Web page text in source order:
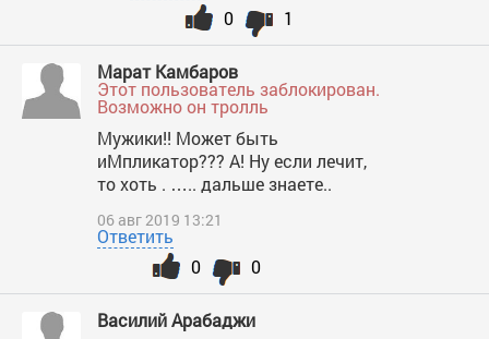
1
0
Марат Камбаров
Этот пользователь заблокирован.
Возможно он тролль
Мужики!! Может быть
иМпликатор??? А! Ну если лечит,
то хоть . ….. дальше знаете..
06 авг 2019 13:21
Ответить
0
0
Василий Арабаджи